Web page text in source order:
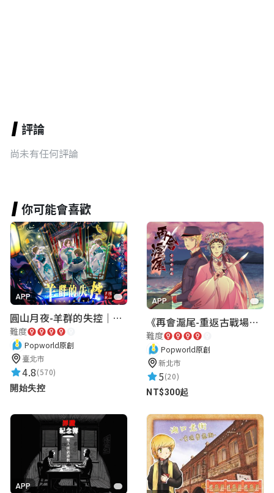
評論
尚未有任何評論
你可能會喜歡
APP
圓山月夜-羊群的失控｜圓山飯店 ARG實境解謎遊戲
難度
Popworld原創
臺北市
4.8(570)
開始失控
APP
《再會滬尾-重返古戰場》｜淡水老街實境遊戲｜實體遊戲盒
難度
Popworld原創
新北市
5(20)
NT$300起
APP